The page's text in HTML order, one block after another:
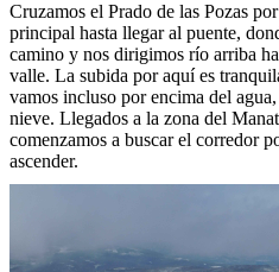
Cruzamos el Prado de las Pozas
principal hasta llegar al puente,
camino y nos dirigimos río arriba
valle. La subida por aquí es
vamos incluso por encima del
nieve. Llegados a la zona del
comenzamos a buscar el corredor
ascender.